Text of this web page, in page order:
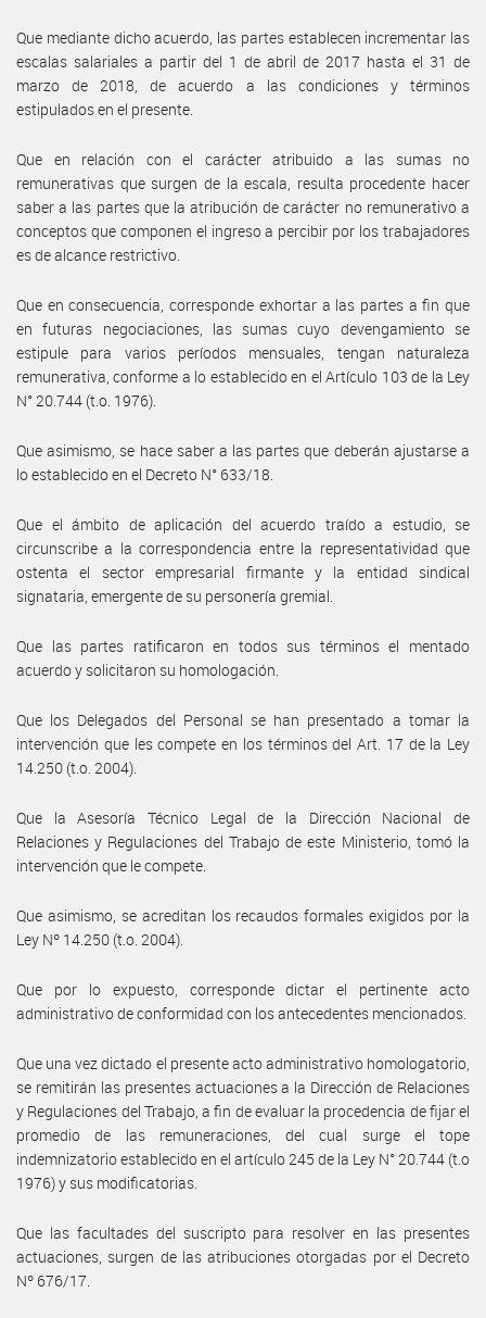
Que mediante dicho acuerdo, las partes establecen incrementar las
escalas salariales a partir del 1 de abril de 2017 hasta el 31 de
marzo de 2018, de acuerdo a las condiciones y términos
estipulados en el presente.
Que en relación con el carácter atribuido a las sumas no
remunerativas que surgen de la escala, resulta procedente hacer
saber a las partes que la atribución de carácter no remunerativo a
conceptos que componen el ingreso a percibir por los trabajadores
es de alcance restrictivo.
Que en consecuencia, corresponde exhortar a las partes a fin que
en futuras negociaciones, las sumas cuyo devengamiento se
estipule para varios períodos mensuales, tengan naturaleza
remunerativa, conforme a lo establecido en el Artículo 103 de la Ley
N° 20.744 (t.o. 1976).
Que asimismo, se hace saber a las partes que deberán ajustarse a
lo establecido en el Decreto N° 633/18.
Que el ámbito de aplicación del acuerdo traído a estudio, se
circunscribe a la correspondencia entre la representatividad que
ostenta el sector empresarial firmante y la entidad sindical
signataria, emergente de su personería gremial.
Que las partes ratificaron en todos sus términos el mentado
acuerdo y solicitaron su homologación.
Que los Delegados del Personal se han presentado a tomar la
intervención que les compete en los términos del Art. 17 de la Ley
14.250 (t.o. 2004).
Que la Asesoría Técnico Legal de la Dirección Nacional de
Relaciones y Regulaciones del Trabajo de este Ministerio, tomó la
intervención que le compete.
Que asimismo, se acreditan los recaudos formales exigidos por la
Ley Nº 14.250 (t.o. 2004).
Que por lo expuesto, corresponde dictar el pertinente acto
administrativo de conformidad con los antecedentes mencionados.
Que una vez dictado el presente acto administrativo homologatorio,
se remitirán las presentes actuaciones a la Dirección de Relaciones
y Regulaciones del Trabajo, a fin de evaluar la procedencia de fijar el
promedio de las remuneraciones, del cual surge el tope
indemnizatorio establecido en el artículo 245 de la Ley N° 20.744 (t.o
1976) y sus modificatorias.
Que las facultades del suscripto para resolver en las presentes
actuaciones, surgen de las atribuciones otorgadas por el Decreto
Nº 676/17.